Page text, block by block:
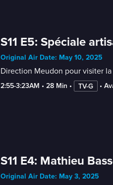
S11 E5: Spéciale
Original Air Date: May 10, 2025
Direction Meudon pour visiter
2:55-3:23AM • 28 Min • TV-G •
S11 E4: Mathieu
Original Air Date: May 3, 2025